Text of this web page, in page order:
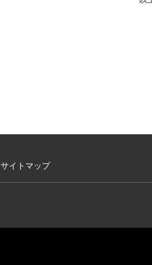
サイトマップ